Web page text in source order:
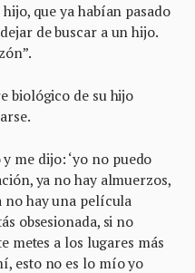
que ya habían pasado
de buscar a un hijo.
biológico de su hijo
me dijo: ‘yo no puedo
ya no hay almuerzos,
no hay una película
obsesionada, si no
metes a los lugares más
esto no es lo mío yo